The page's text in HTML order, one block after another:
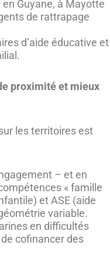
Guyane, à Mayotte
de rattrapage
d’aide éducative et
proximité et mieux
les territoires est
– et en
« famille
et ASE (aide
variable.
en difficultés
cofinancer des